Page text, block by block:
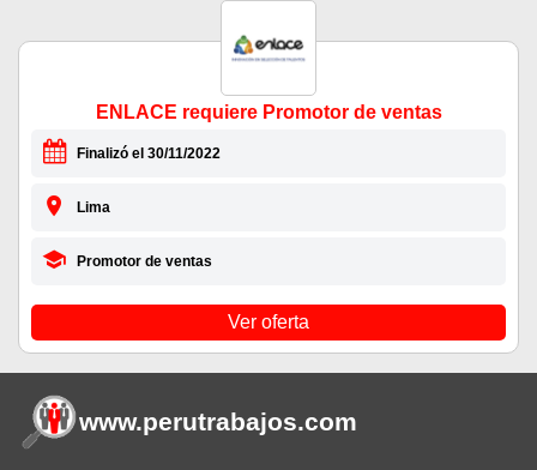
ENLACE requiere Promotor de ventas
Finalizó el 30/11/2022
Lima
Promotor de ventas
Ver oferta
www.perutrabajos.com